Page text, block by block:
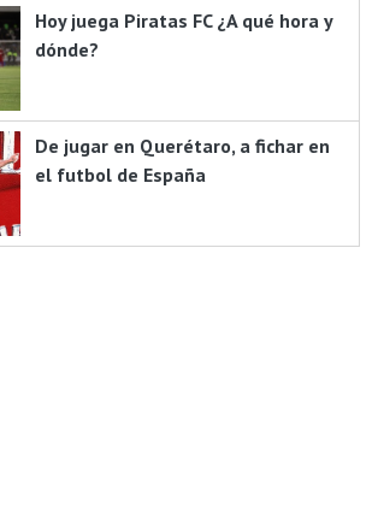
Hoy juega Piratas FC ¿A qué hora y
dónde?
De jugar en Querétaro, a fichar en
el futbol de España